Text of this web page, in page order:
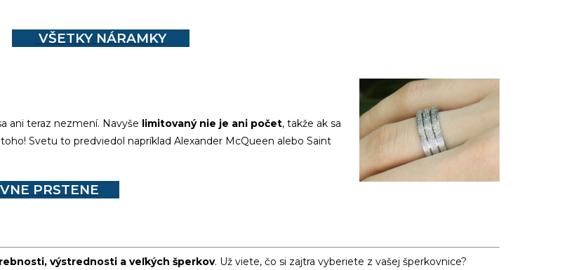
VŠETKY NÁRAMKY
ani teraz nezmení. Navyše limitovaný nie je ani počet, takže ak sa
Svetu to predviedol napríklad Alexander McQueen alebo Saint
PRSTENE
výstrednosti a veľkých šperkov. Už viete, čo si zajtra vyberiete z vašej šperkovnice?